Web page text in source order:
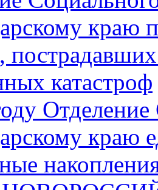
краю
катастроф
краю